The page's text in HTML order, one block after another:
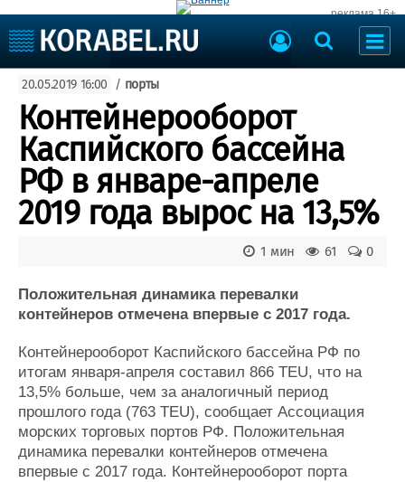
реклама 16+
Судоходство
Судоремонт
События
Пресс-релизы
Порты
Рыболовство
ВМФ
Образование
Яхты и катера
Еще
Пульс
Новости
Репутация
Работа
Крюинг
Журнал
Реклама
Доска объявлений
Продажа флота
Изделия
Материалы
Услуги
20.05.2019 16:00 / порты
Контейнерооборот
Каспийского бассейна
РФ в январе-апреле
2019 года вырос на 13,5%
0
61
1 мин
Положительная динамика перевалки
контейнеров отмечена впервые с 2017 года.
Контейнерооборот Каспийского бассейна РФ по
итогам января-апреля составил 866 TEU, что на
13,5% больше, чем за аналогичный период
прошлого года (763 TEU), сообщает Ассоциация
морских торговых портов РФ. Положительная
динамика перевалки контейнеров отмечена
впервые с 2017 года. Контейнерооборот порта